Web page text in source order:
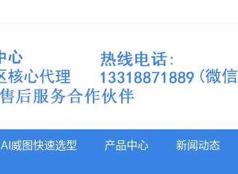
AI威图快速选型 产品中心 新闻动态